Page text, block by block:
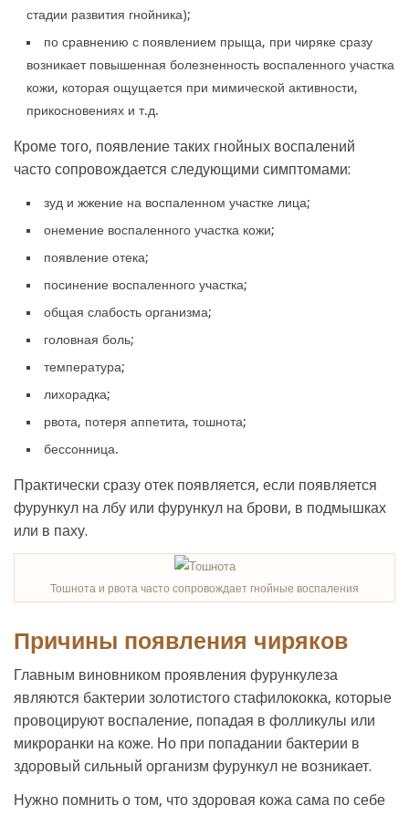
стадии развития гнойника);
по сравнению с появлением прыща, при чиряке сразу
возникает повышенная болезненность воспаленного участка
кожи, которая ощущается при мимической активности,
прикосновениях и т.д.
Кроме того, появление таких гнойных воспалений
часто сопровождается следующими симптомами:
зуд и жжение на воспаленном участке лица;
онемение воспаленного участка кожи;
появление отека;
посинение воспаленного участка;
общая слабость организма;
головная боль;
температура;
лихорадка;
рвота, потеря аппетита, тошнота;
бессонница.
Практически сразу отек появляется, если появляется
фурункул на лбу или фурункул на брови, в подмышках
или в паху.
Тошнота и рвота часто сопровождает гнойные воспаления
Причины появления чиряков
Главным виновником проявления фурункулеза
являются бактерии золотистого стафилококка, которые
провоцируют воспаление, попадая в фолликулы или
микроранки на коже. Но при попадании бактерии в
здоровый сильный организм фурункул не возникает.
Нужно помнить о том, что здоровая кожа сама по себе